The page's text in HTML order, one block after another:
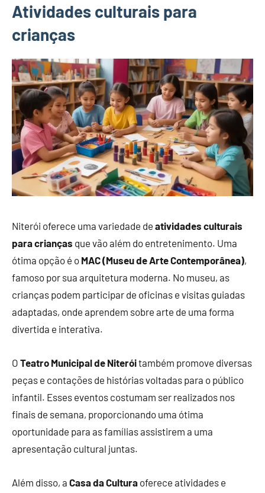
Atividades culturais para
crianças
Niterói oferece uma variedade de atividades culturais
para crianças que vão além do entretenimento. Uma
ótima opção é o MAC (Museu de Arte Contemporânea),
famoso por sua arquitetura moderna. No museu, as
crianças podem participar de oficinas e visitas guiadas
adaptadas, onde aprendem sobre arte de uma forma
divertida e interativa.
O Teatro Municipal de Niteróitambém promove diversas
peças e contações de histórias voltadas para o público
infantil. Esses eventos costumam ser realizados nos
finais de semana, proporcionando uma ótima
oportunidade para as famílias assistirem a uma
apresentação cultural juntas.
Além disso, a Casa da Cultura oferece atividades e